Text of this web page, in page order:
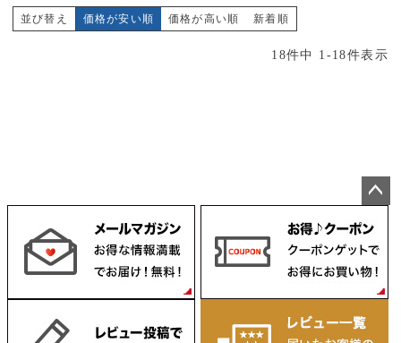
並び替え 価格が安い順 価格が高い順 新着順
18件中 1 -18件表示
ジト
ップ
へ